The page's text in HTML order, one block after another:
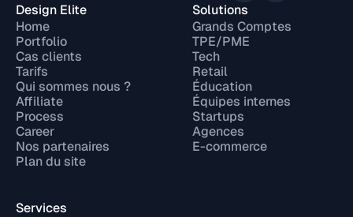
Design Elite
Home
Portfolio
Cas clients
Tarifs
Qui sommes nous ?
Affiliate
Process
Career
Nos partenaires
Plan du site
Services
Solutions
Grands Comptes
TPE/PME
Tech
Retail
Éducation
Équipes internes
Startups
Agences
E-commerce